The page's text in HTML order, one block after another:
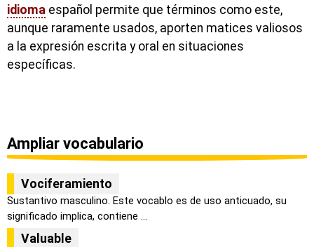
idioma español permite que términos como este,
aunque raramente usados, aporten matices valiosos
a la expresión escrita y oral en situaciones
específicas.
Ampliar vocabulario
Vociferamiento
Sustantivo masculino. Este vocablo es de uso anticuado, su
significado implica, contiene ...
Valuable